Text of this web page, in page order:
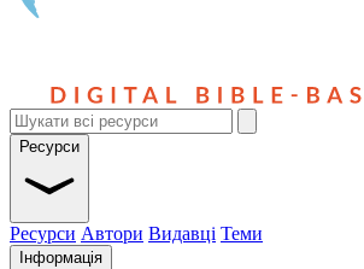
Ресурси
Ресурси Автори Видавці Теми
Інформація